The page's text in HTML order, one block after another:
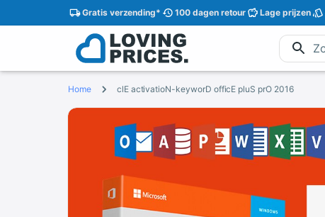
Gratisverzending* 100 dagenretour Lage prijzen
Home ‮ 6102 Orp Sulp Eciffo Drowyek-Noitavitca Elc